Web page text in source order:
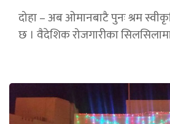
दोहा – अब ओमानबाटै पुनः श्रम
छ । वैदेशिक रोजगारीका